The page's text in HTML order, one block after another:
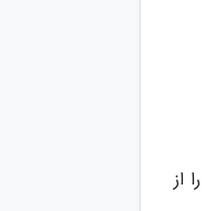
از